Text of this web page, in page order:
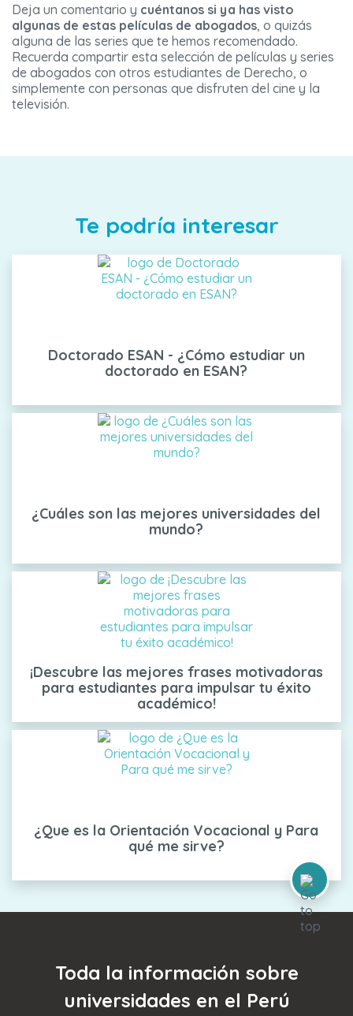
Deja un comentario y cuéntanos si ya has visto
algunas de estas películas de abogados, o quizás
alguna de las series que te hemos recomendado.
Recuerda compartir esta selección de películas y series
de abogados con otros estudiantes de Derecho, o
simplemente con personas que disfruten del cine y la
televisión.
Te podría interesar
Doctorado ESAN - ¿Cómo estudiar un
doctorado en ESAN?
¿Cuáles son las mejores universidades del
mundo?
¡Descubre las mejores frases motivadoras
para estudiantes para impulsar tu éxito
académico!
¿Que es la Orientación Vocacional y Para
qué me sirve?
Toda la información sobre
universidades en el Perú